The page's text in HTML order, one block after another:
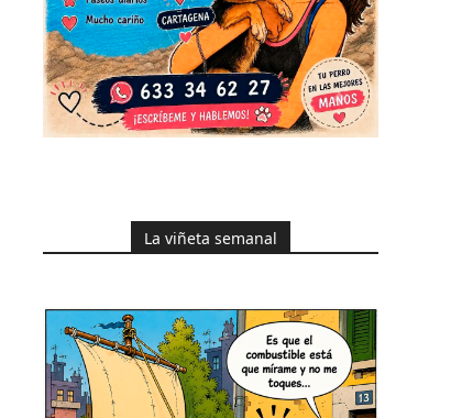
La viñeta semanal